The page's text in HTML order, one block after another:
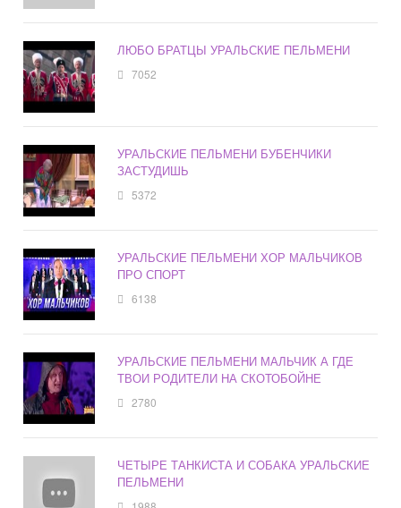
ЛЮБО БРАТЦЫ УРАЛЬСКИЕ ПЕЛЬМЕНИ
7052
УРАЛЬСКИЕ ПЕЛЬМЕНИ БУБЕНЧИКИ
ЗАСТУДИШЬ
5372
УРАЛЬСКИЕ ПЕЛЬМЕНИ ХОР МАЛЬЧИКОВ
ПРО СПОРТ
6138
УРАЛЬСКИЕ ПЕЛЬМЕНИ МАЛЬЧИК А ГДЕ
ТВОИ РОДИТЕЛИ НА СКОТОБОЙНЕ
2780
ЧЕТЫРЕ ТАНКИСТА И СОБАКА УРАЛЬСКИЕ
ПЕЛЬМЕНИ